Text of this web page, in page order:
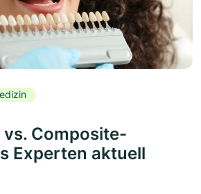
Composite-
Experten aktuell